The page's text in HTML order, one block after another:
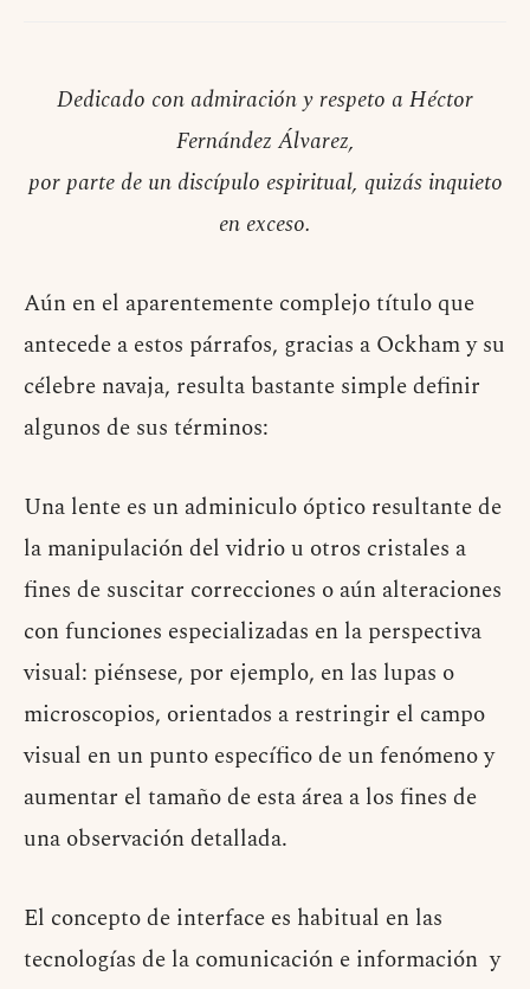
Dedicado con admiración y respeto a Héctor
Fernández Álvarez,
por parte de un discípulo espiritual, quizás inquieto
en exceso.
Aún en el aparentemente complejo título que
antecede a estos párrafos, gracias a Ockham y su
célebre navaja, resulta bastante simple definir
algunos de sus términos:
Una lente es un adminiculo óptico resultante de
la manipulación del vidrio u otros cristales a
fines de suscitar correcciones o aún alteraciones
con funciones especializadas en la perspectiva
visual: piénsese, por ejemplo, en las lupas o
microscopios, orientados a restringir el campo
visual en un punto específico de un fenómeno y
aumentar el tamaño de esta área a los fines de
una observación detallada.
El concepto de interface es habitual en las
tecnologías de la comunicación e información y